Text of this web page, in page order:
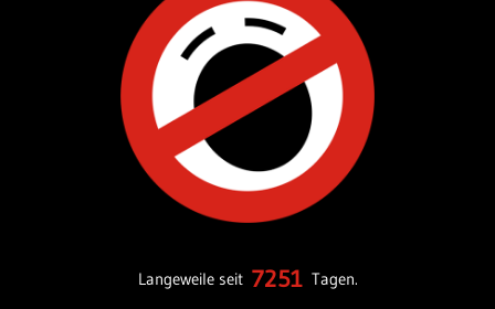
Langeweile seit 7251 Tagen.